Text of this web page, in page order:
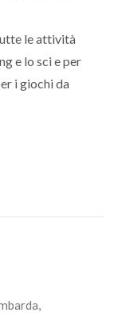
le attività
e lo sci e per
i giochi da